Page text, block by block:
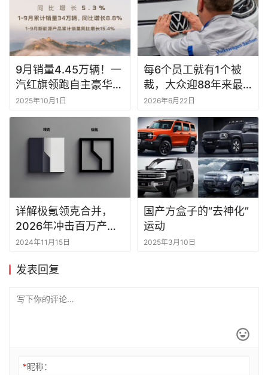
9月销量4.45万辆！一
汽红旗领跑自主豪华品
牌
2025年10月1日
每6个员工就有1个被
裁，大众迎88年来最
大的战略收缩
2026年6月22日
详解极氪领克合并，
2026年冲击百万产销
目标
2024年11月15日
国产方盒子的“去神化”
运动
2025年3月10日
发表回复
*昵称：